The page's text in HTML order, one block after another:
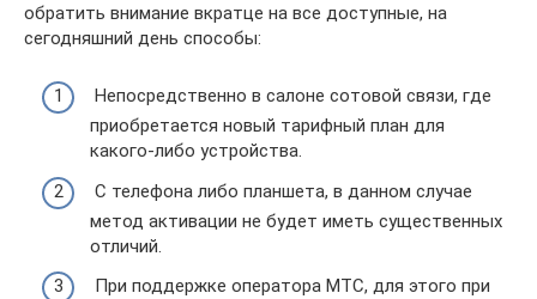
обратить внимание вкратце на все доступные, на
сегодняшний день способы:
Непосредственно в салоне сотовой связи, где
приобретается новый тарифный план для
какого-либо устройства.
С телефона либо планшета, в данном случае
метод активации не будет иметь существенных
отличий.
При поддержке оператора МТС, для этого при